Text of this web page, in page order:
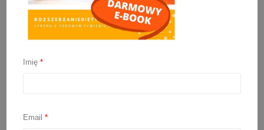
Pieczone kotleciki rybne
Imię*
Email*